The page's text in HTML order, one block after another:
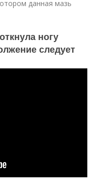
данная мазь
ногу
следует